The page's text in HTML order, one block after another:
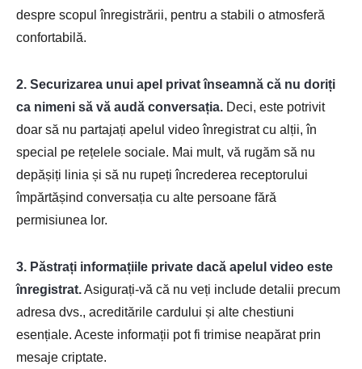
despre scopul înregistrării, pentru a stabili o atmosferă
confortabilă.
2. Securizarea unui apel privat înseamnă că nu doriți
ca nimeni să vă audă conversația. Deci, este potrivit
doar să nu partajați apelul video înregistrat cu alții, în
special pe rețelele sociale. Mai mult, vă rugăm să nu
depășiți linia și să nu rupeți încrederea receptorului
împărtășind conversația cu alte persoane fără
permisiunea lor.
3. Păstrați informațiile private dacă apelul video este
înregistrat.Asigurați-vă că nu veți include detalii precum
adresa dvs., acreditările cardului și alte chestiuni
esențiale. Aceste informații pot fi trimise neapărat prin
mesaje criptate.